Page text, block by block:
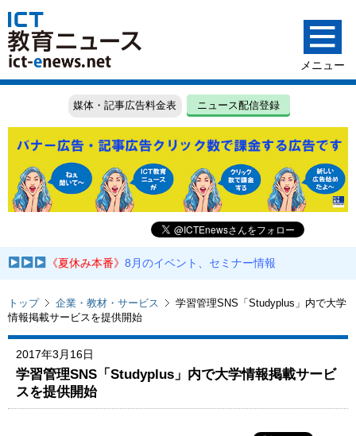
媒体・記事広告料金表 ニュース配信登録
《夏休み本番》8月のイベント、セミナー情報
トップ 企業・教材・サービス
学習管理SNS「Studyplus」内で大学
情報掲載サービスを提供開始
2017年3月16日
学習管理SNS「Studyplus」内で大学情報掲載サービ
スを提供開始